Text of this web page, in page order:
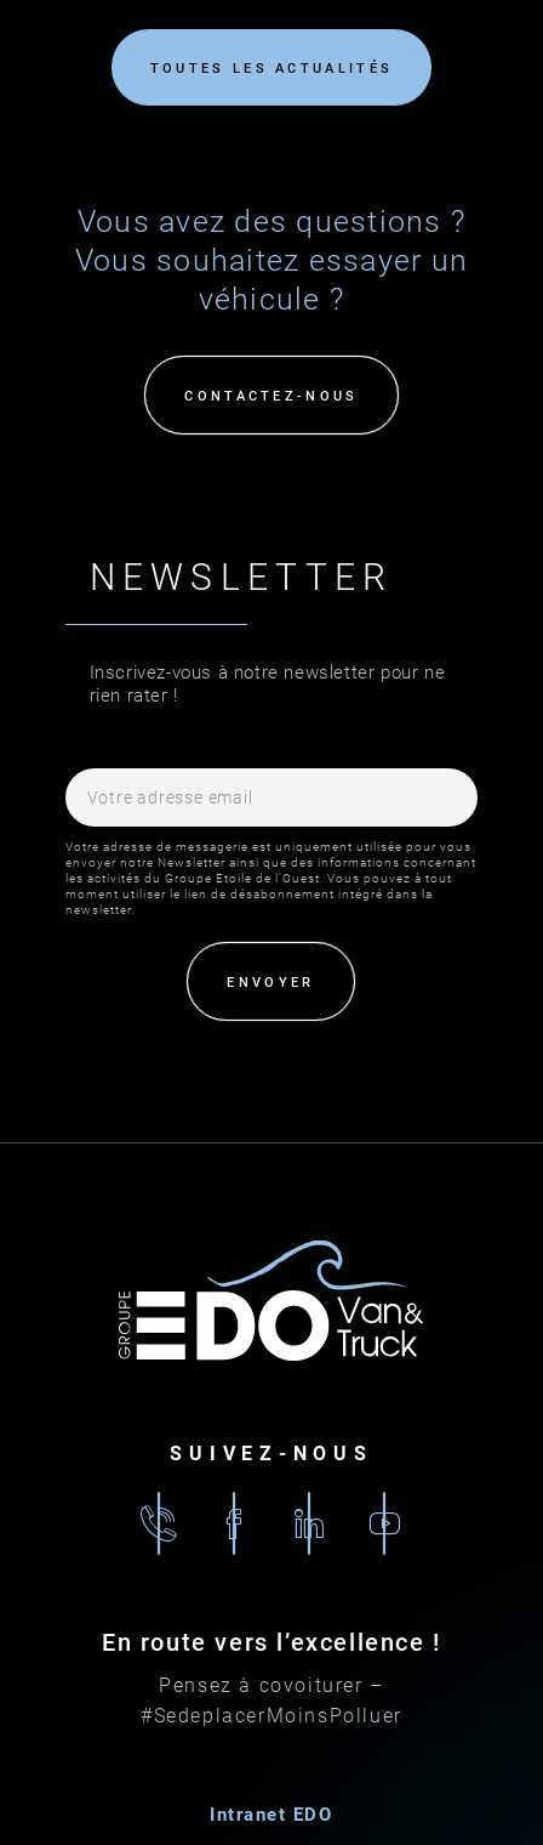
TOUTES LES ACTUALITÉS
Vous avez des questions ?
Vous souhaitez essayer un
véhicule ?
CONTACTEZ-NOUS
NEWSLETTER
Inscrivez-vous à notre newsletter pour ne
rien rater !
Votre adresse de messagerie est uniquement utilisée pour vous
envoyer notre Newsletter ainsi que des informations concernant
les activités du Groupe Etoile de l'Ouest. Vous pouvez à tout
moment utiliser le lien de désabonnement intégré dans la
newsletter.
ENVOYER
SUIVEZ-NOUS
02
87
FacebookLinkedinYoutube
En route vers l’excellence !
Pensez à covoiturer –
#SedeplacerMoinsPolluer
Intranet EDO